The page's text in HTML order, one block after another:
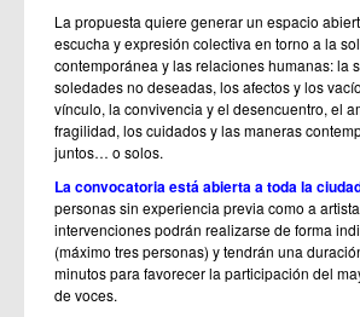
La propuesta quiere generar un espacio
escucha y expresión colectiva en torno a la
contemporánea y las relaciones humanas: la
soledades no deseadas, los afectos y los
vínculo, la convivencia y el desencuentro, el
fragilidad, los cuidados y las maneras
juntos… o solos.
La convocatoria está abierta a toda la
personas sin experiencia previa como a
intervenciones podrán realizarse de forma
(máximo tres personas) y tendrán una
minutos para favorecer la participación del
de voces.